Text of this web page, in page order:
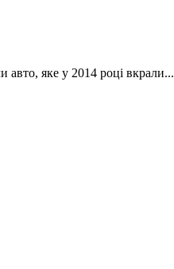
яке у 2014 році вкрали...